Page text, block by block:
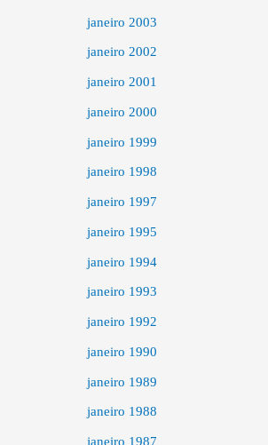
janeiro 2003
janeiro 2002
janeiro 2001
janeiro 2000
janeiro 1999
janeiro 1998
janeiro 1997
janeiro 1995
janeiro 1994
janeiro 1993
janeiro 1992
janeiro 1990
janeiro 1989
janeiro 1988
janeiro 1987